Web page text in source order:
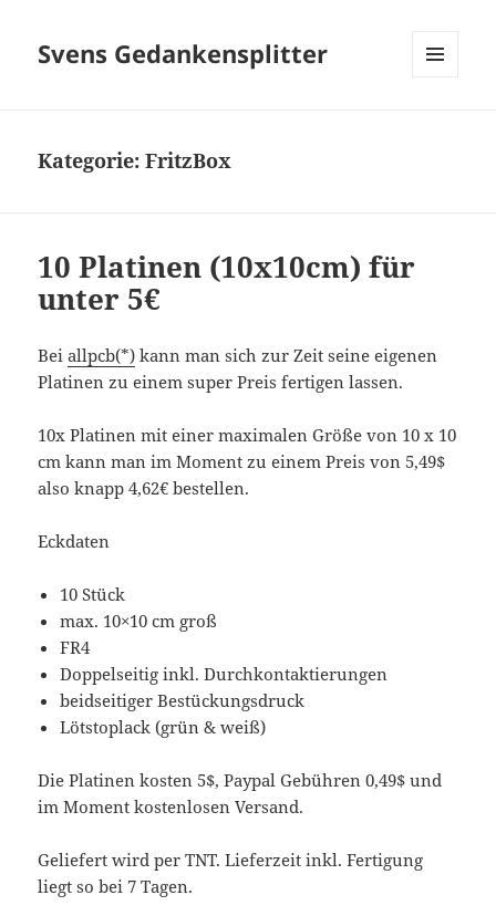
Svens Gedankensplitter
Kategorie:FritzBox
10 Platinen (10x10cm) für
unter 5€
Beiallpcb(*) kann man sich zur Zeit seine eigenen
Platinen zu einem super Preis fertigen lassen.
10x Platinen mit einer maximalen Größe von 10 x 10
cm kann man im Moment zu einem Preis von 5,49$
also knapp 4,62€ bestellen.
Eckdaten
10 Stück
max. 10×10 cm groß
FR4
Doppelseitig inkl. Durchkontaktierungen
beidseitiger Bestückungsdruck
Lötstoplack (grün & weiß)
Die Platinen kosten 5$, Paypal Gebühren 0,49$ und
im Moment kostenlosen Versand.
Geliefert wird per TNT. Lieferzeit inkl. Fertigung
liegt so bei 7 Tagen.